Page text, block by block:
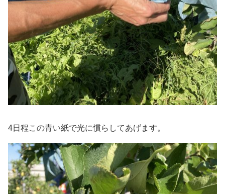
4日程この青い紙で光に慣らしてあげます。